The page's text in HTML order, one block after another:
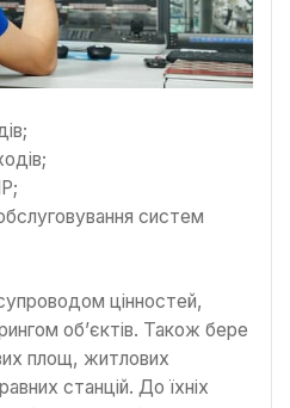
систем
цінностей,
об’єктів. Також бере
площ, житлових
станцій. До їхніх